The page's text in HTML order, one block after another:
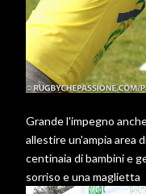
Grande l'impegno
allestire un'ampia area
centinaia di bambini e
sorriso e una maglietta